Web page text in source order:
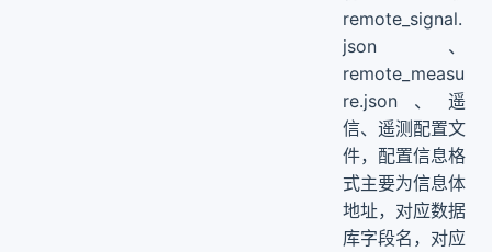
remote_signal.
json、
remote_measu
re.json、遥
信、遥测配置文
件，配置信息格
式主要为信息体
地址，对应数据
库字段名，对应